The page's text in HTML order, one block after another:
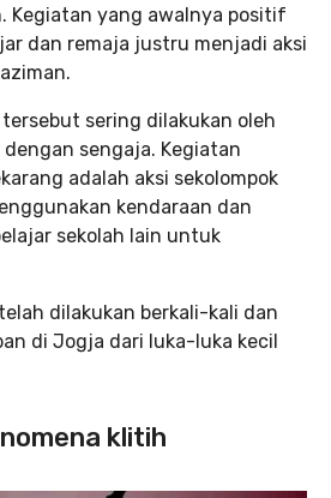
Kegiatan yang awalnya positif
dan remaja justru menjadi aksi
sering dilakukan oleh
sengaja. Kegiatan
adalah aksi sekolompok
kendaraan dan
sekolah lain untuk
dilakukan berkali-kali dan
di Jogja dari luka-luka kecil
klitih